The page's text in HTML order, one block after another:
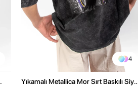
4
Yıkamalı Metallica Mor Sırt Baskılı